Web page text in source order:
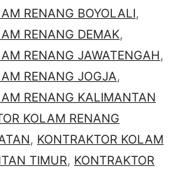
RENANG BOYOLALI,
RENANG DEMAK,
RENANG JAWATENGAH ,
RENANG JOGJA,
RENANG KALIMANTAN
KOLAM RENANG
, KONTRAKTOR KOLAM
TIMUR, KONTRAKTOR